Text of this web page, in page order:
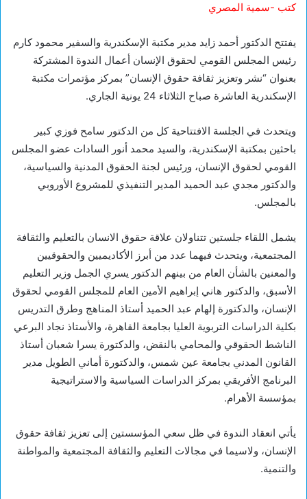
كتب -سمية المصري
يفتتح الدكتور أحمد زايد مدير مكتبة الإسكندرية والسفير محمود كارم
رئيس المجلس القومي لحقوق الإنسان أعمال الندوة المشتركة
بعنوان “نشر وتعزيز ثقافة حقوق الإنسان” بمركز مؤتمرات مكتبة
الإسكندرية العاشرة صباح الثلاثاء 24 يونية الجاري.
ويتحدث في الجلسة الافتتاحية كل من الدكتور سامح فوزي كبير
باحثين بمكتبة الإسكندرية، والسيد محمد أنور السادات عضو المجلس
القومي لحقوق الإنسان، ورئيس لجنة الحقوق المدنية والسياسية،
والدكتور مجدي عبد الحميد المدير التنفيذي للمشروع الأوروبي
بالمجلس.
يشمل اللقاء جلستين تتناولان علاقة حقوق الانسان بالتعليم والثقافة
المجتمعية، ويتحدث فيهما عدد من أبرز الأكاديميين والحقوقيين
والمعنين بالشأن العام من بينهم الدكتور يسري الجمل وزير التعليم
الأسبق، والدكتور هاني إبراهيم الأمين العام للمجلس القومي لحقوق
الإنسان، والدكتورة إلهام عبد الحميد أستاذ المناهج وطرق التدريس
بكلية الدراسات التربوية العليا بجامعة القاهرة، والأستاذ نجاد البرعي
الناشط الحقوقي والمحامي بالنقض، والدكتورة يسرا شعبان أستاذ
القانون المدني بجامعة عين شمس، والدكتورة أماني الطويل مدير
البرنامج الأفريقي بمركز الدراسات السياسية والاستراتيجية
بمؤسسة الأهرام.
يأتي انعقاد الندوة في ظل سعي المؤسستين إلى تعزيز ثقافة حقوق
الإنسان، ولاسيما في مجالات التعليم والثقافة المجتمعية والمواطنة
والتنمية.